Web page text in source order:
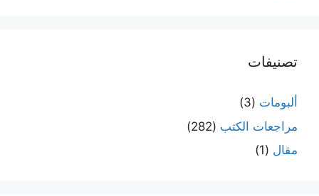
تصنيفات
ألبومات (3)
مراجعات الكتب (282)
مقال (1)